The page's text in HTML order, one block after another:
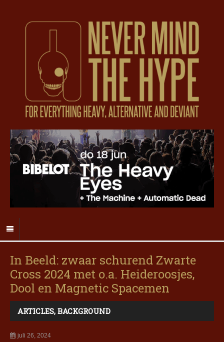
In Beeld: zwaar schurend Zwarte
Cross 2024 met o.a. Heideroosjes,
Dool en Magnetic Spacemen
ARTICLES, BACKGROUND
juli 26, 2024